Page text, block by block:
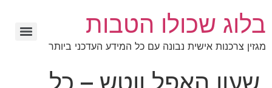
בלוג שכולו הטבות
מגזין צרכנות אישית נבונה עם כל המידע העדכני ביותר